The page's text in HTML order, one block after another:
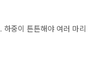
. 하중이 튼튼해야 여러 마리